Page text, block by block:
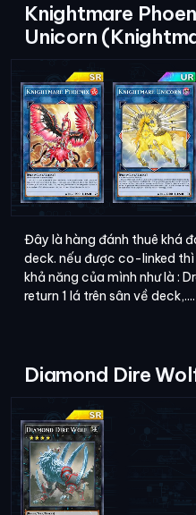
Knightmare
Unicorn
Đây là hàng đánh thuê khá
deck. nếu được co-linked
khả năng của mình như là :
return 1 lá trên sân về deck,....
Diamond Dire